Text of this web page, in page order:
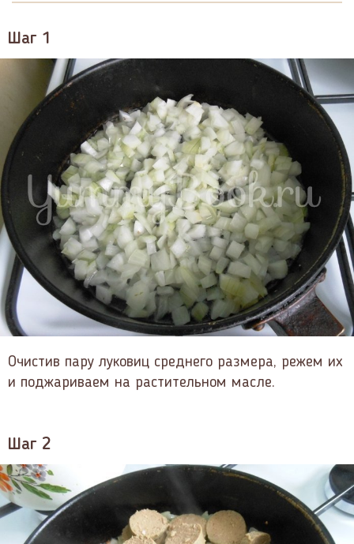
Шаг 1
Очистив пару луковиц среднего размера, режем их
и поджариваем на растительном масле.
Шаг 2